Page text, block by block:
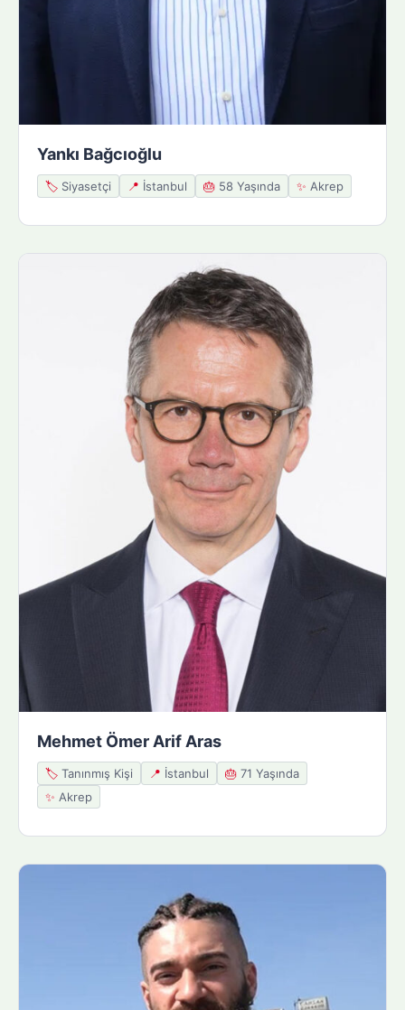
Yankı Bağcıoğlu
🏷️ Siyasetçi 📍 İstanbul 🎂 58 Yaşında ✨ Akrep
Mehmet Ömer Arif Aras
🏷️ Tanınmış Kişi 📍 İstanbul 🎂 71 Yaşında
✨ Akrep